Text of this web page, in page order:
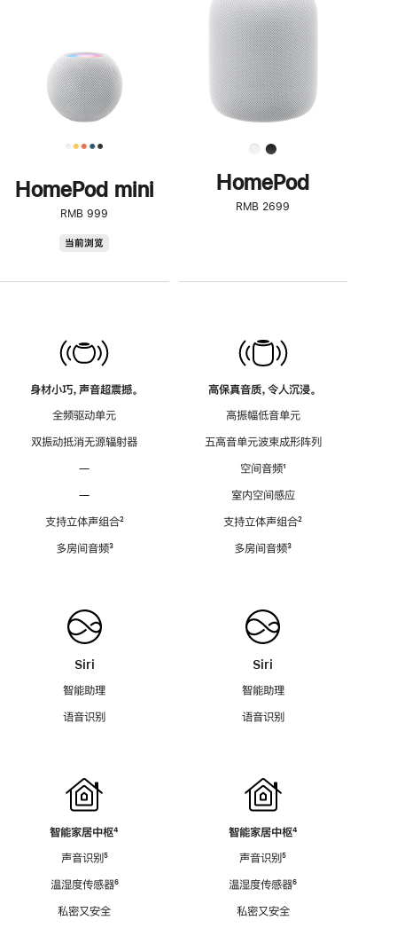
HomePod mini
RMB 999
当前浏览
身材小巧，声音超震撼。
全频驱动单元
双振动抵消无源辐射器
—
—
支持立体声组合脚
²
多房间音频脚
³
Siri
智能助理
语音识别
智能家居中枢脚
⁴
声音识别脚
⁵
温湿度传感器脚
⁶
私密又安全
了
解
HomePod<
HomePod
RMB 2699
高保真音质，令人沉浸。
高振幅低音单元
五高音单元波束成形阵列
空间音频脚
¹
室内空间感应
支持立体声组合脚
²
多房间音频脚
³
Siri
智能助理
语音识别
智能家居中枢脚
⁴
声音识别脚
⁵
温湿度传感器脚
⁶
私密又安全